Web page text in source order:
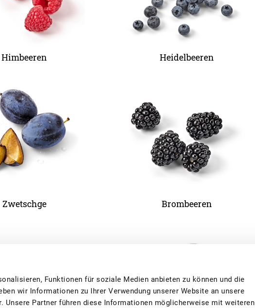
Funktionen für soziale Medien anbieten zu können und die
wir Informationen zu Ihrer Verwendung unserer Website an unsere
Unsere Partner führen diese Informationen möglicherweise mit weiteren
Himbeeren Heidelbeeren
Zwetschge Brombeeren